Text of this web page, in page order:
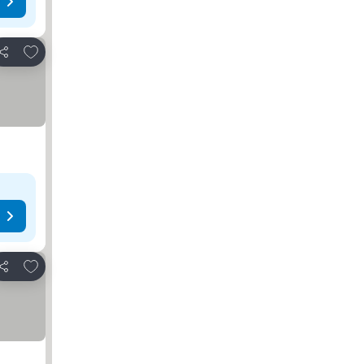
Κοινοποίηση
Προσθήκη στα αγαπημένα
Κοινοποίηση
Προσθήκη στα αγαπημένα